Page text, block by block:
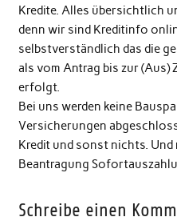
Kredite. Alles übersichtlich
denn wir sind Kreditinfo
selbstverständlich das die
als vom Antrag bis zur
erfolgt.
Bei uns werden keine
Versicherungen
Kredit und sonst nichts.
Beantragung
Schreibe einen